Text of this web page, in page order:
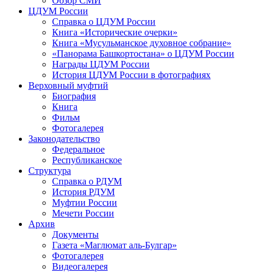
ЦДУМ России
Справка о ЦДУМ России
Книга «Исторические очерки»
Книга «Мусульманское духовное собрание»
«Панорама Башкортостана» о ЦДУМ России
Награды ЦДУМ России
История ЦДУМ России в фотографиях
Верховный муфтий
Биография
Книга
Фильм
Фотогалерея
Законодательство
Федеральное
Республиканское
Структура
Справка о РДУМ
История РДУМ
Муфтии России
Мечети России
Архив
Документы
Газета «Маглюмат аль-Булгар»
Фотогалерея
Видеогалерея